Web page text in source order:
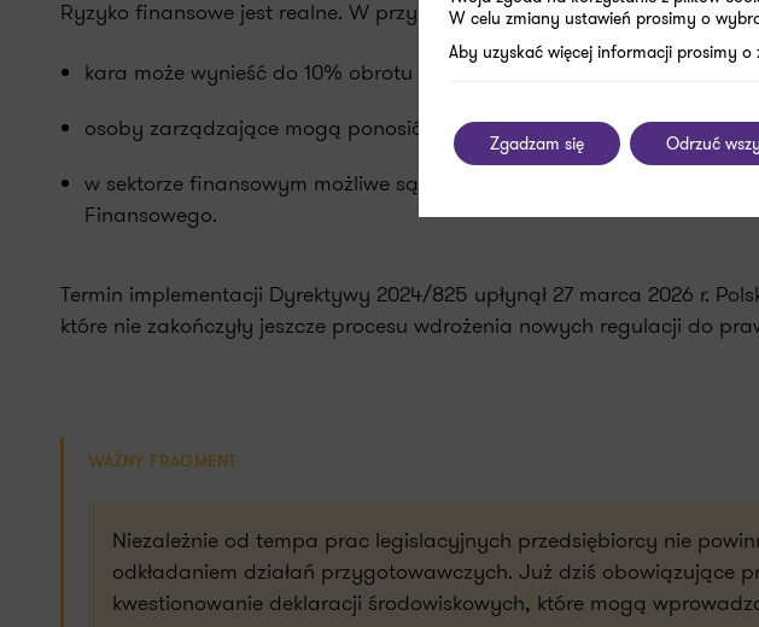
Ryzyko finansowe jest realne. W przypadku naruszeń przepisów
kara może wynieść do 10% obrotu osiągniętego w roku
osoby zarządzające mogą ponosić odpowiedzialność finansową do 2
w sektorze finansowym możliwe są dodatkowe działania i środki
Finansowego.
Termin implementacji Dyrektywy 2024/825 upłynął 27 marca 2026 r.
które nie zakończyły jeszcze procesu wdrożenia nowych regulacji do
WAŻNY FRAGMENT
Niezależnie od tempa prac legislacyjnych przedsiębiorcy nie
odkładaniem działań przygotowawczych. Już dziś obowiązujące
kwestionowanie deklaracji środowiskowych, które mogą
W celu zmiany ustawień prosimy o
Aby uzyskać więcej informacji prosimy o
Zgadzam się Odrzuć